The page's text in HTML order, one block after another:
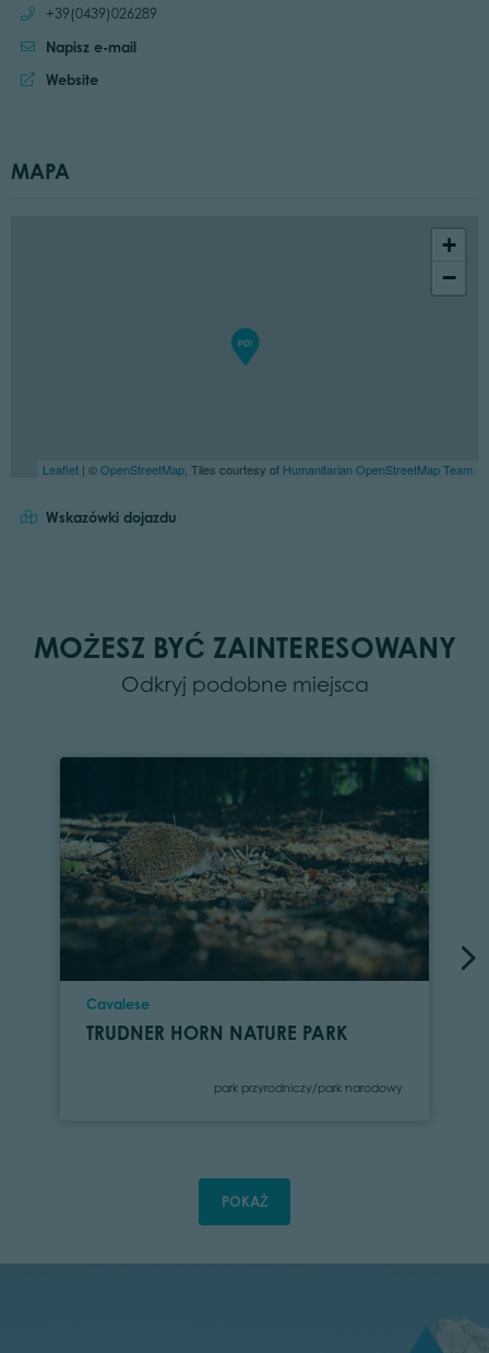
Call:
+39(0439)026289
Napisz e-mail
Website:
Website
MAPA
+
−
Leaflet | ©OpenStreetMap , Tiles courtesy of Humanitarian OpenStreetMap Team
Wskazówki dojazdu
MOŻESZ BYĆ ZAINTERESOWANY
Odkryj podobne miejsca
Location
Cavalese
TRUDNER HORN NATURE PARK
Category
park przyrodniczy/park narodowy
POKAŻ